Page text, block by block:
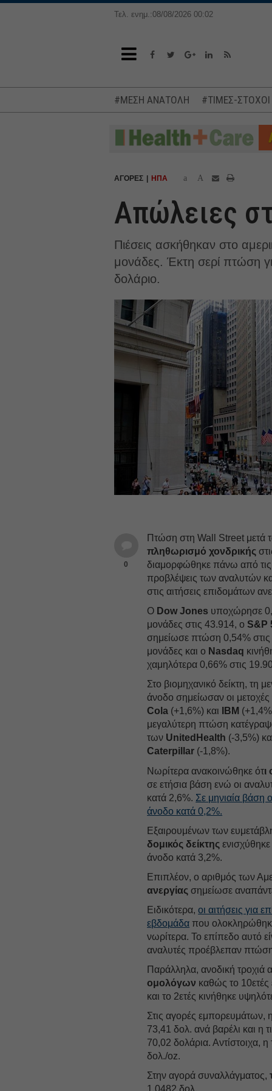
Τελ. ενημ.:08/08/2026 00:02
#ΜΕΣΗ ΑΝΑΤΟΛΗ #ΤΙΜΕΣ-
ΑΓΟΡΕΣ ΗΠΑ a A
Απώλειες
Πιέσεις ασκήθηκαν στο
μονάδες. Έκτη σερί πτώση
δολάριο.
0
Πτώση στη Wall Street μετά
πληθωρισμό χονδρικής
διαμορφώθηκε πάνω από τις
προβλέψεις των αναλυτών
στις αιτήσεις επιδομάτων
Ο Dow Jones υποχώρησε
μονάδες στις 43.914, ο S&P
σημείωσε πτώση 0,54% στις
μονάδες και o Nasdaq
χαμηλότερα 0,66% στις
Στο βιομηχανικό δείκτη, τη
άνοδο σημείωσαν οι
Cola (+1,6%) και IBM
μεγαλύτερη πτώση
των UnitedHealth (-3,5%)
Caterpillar (-1,8%).
Νωρίτερα ανακοινώθηκε ότι
σε ετήσια βάση ενώ οι
κατά 2,6%. Σε μηνιαία βάση
άνοδο κατά 0,2%.
Εξαιρουμένων των
δομικός δείκτης
άνοδο κατά 3,2%.
Επιπλέον, ο αριθμός των
ανεργίας σημείωσε
Ειδικότερα,οι αιτήσεις για
εβδομάδα που
νωρίτερα. Το επίπεδο αυτό
αναλυτές προέβλεπαν
Παράλληλα, ανοδική
ομολόγων καθώς το
και το 2ετές κινήθηκε
Στις αγορές εμπορευμάτων,
73,41 δολ. ανά βαρέλι και η
70,02 δολάρια. Αντίστοιχα, η
δολ./oz.
Στην αγορά συναλλάγματος,
1,0482 δολ.